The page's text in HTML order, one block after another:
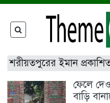
শরীয়তপুরের ইমান
ফেলে
বাড়ি